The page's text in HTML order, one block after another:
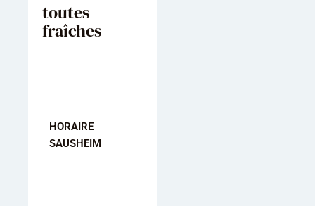
toutes
fraîches
HORAIRE
SAUSHEIM